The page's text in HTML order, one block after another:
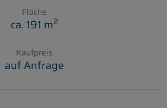
Fläche
ca. 191 m2
Kaufpreis
auf Anfrage